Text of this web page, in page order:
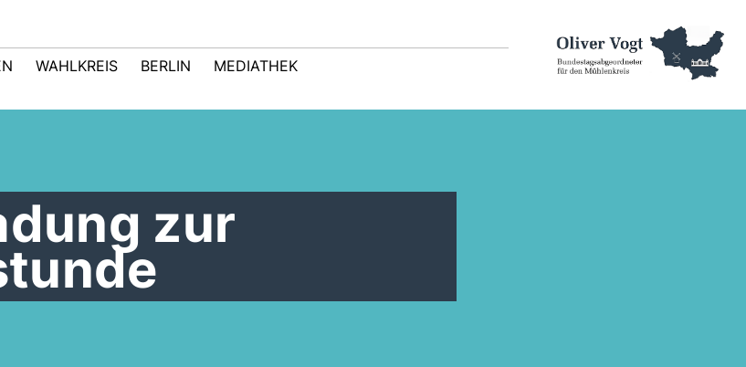
WAHLKREIS BERLIN MEDIATHEK
zur